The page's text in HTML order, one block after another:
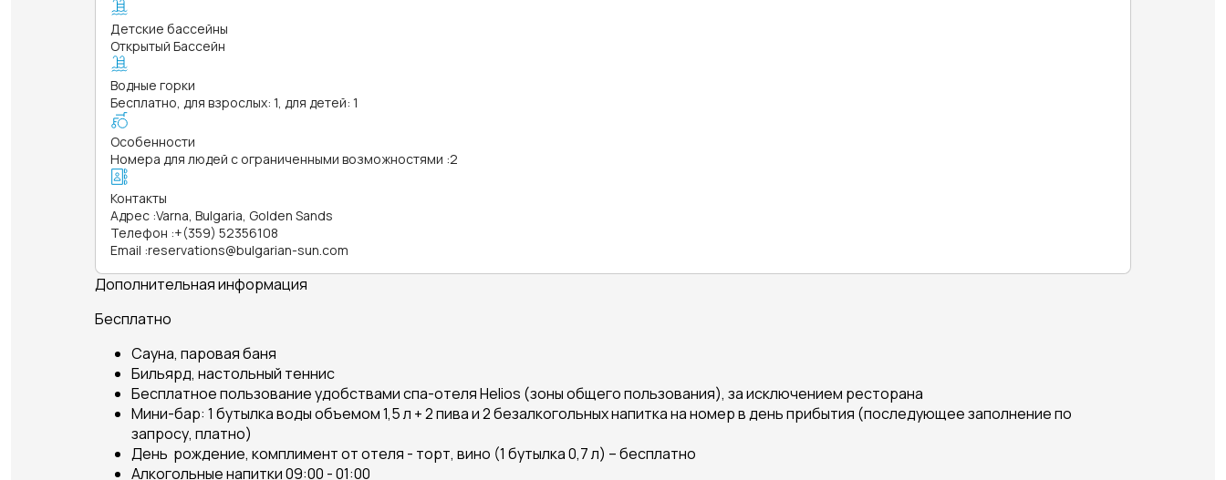
Детские бассейны
Открытый Бассейн
Водные горки
Бесплатно, для взрослых: 1, для детей: 1
Особенности
Номера для людей с ограниченными возможностями :2
Контакты
Адрес :Varna, Bulgaria, Golden Sands
Телефон :+(359) 52356108
Email :reservations@bulgarian-sun.com
Дополнительная информация
Бесплатно
Сауна, паровая баня
Бильярд, настольный теннис
Бесплатное пользование удобствами спа-отеля Helios (зоны общего пользования), за исключением ресторана
Мини-бар: 1 бутылка воды объемом 1,5 л + 2 пива и 2 безалкогольных напитка на номер в день прибытия (последующее заполнение по
запросу, платно)
День рождение, комплимент от отеля - торт, вино (1 бутылка 0,7 л) – бесплатно
Алкогольные напитки 09:00 - 01:00